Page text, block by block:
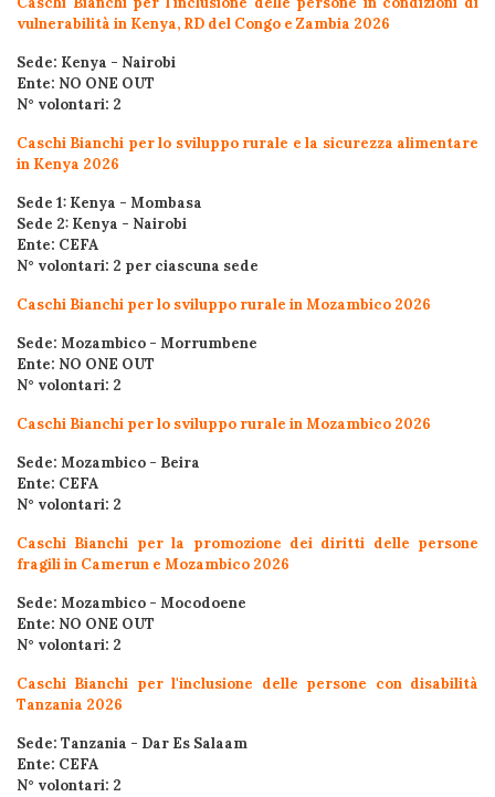
vulnerabilità in Kenya, RD del Congo e Zambia 2026
Sede: Kenya - Nairobi
Ente: NO ONE OUT
N° volontari: 2
Caschi Bianchi per lo sviluppo rurale e la sicurezza alimentare
in Kenya 2026
Sede 1: Kenya - Mombasa
Sede 2: Kenya - Nairobi
Ente: CEFA
N° volontari: 2 per ciascuna sede
Caschi Bianchi per lo sviluppo rurale in Mozambico 2026
Sede: Mozambico - Morrumbene
Ente: NO ONE OUT
N° volontari: 2
Caschi Bianchi per lo sviluppo rurale in Mozambico 2026
Sede: Mozambico - Beira
Ente: CEFA
N° volontari: 2
Caschi Bianchi per la promozione dei diritti delle persone
fragili in Camerun e Mozambico 2026
Sede: Mozambico - Mocodoene
Ente: NO ONE OUT
N° volontari: 2
Caschi Bianchi per l'inclusione delle persone con disabilità
Tanzania 2026
Sede: Tanzania - Dar Es Salaam
Ente: CEFA
N° volontari: 2